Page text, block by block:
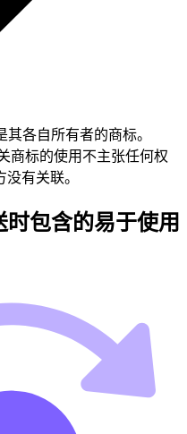
各自所有者的商标。
商标的使用不主张任何权
有关联。
包含的易于使用